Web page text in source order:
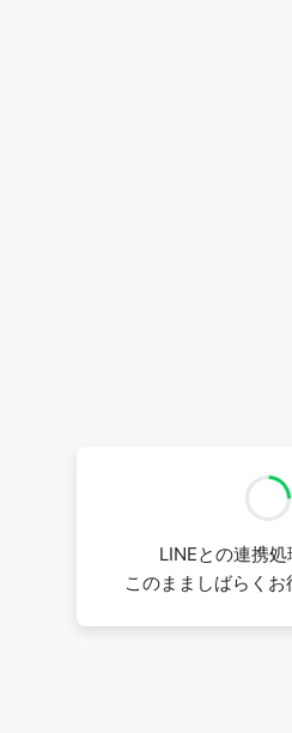
LINEとの連携処
このまましばらくお